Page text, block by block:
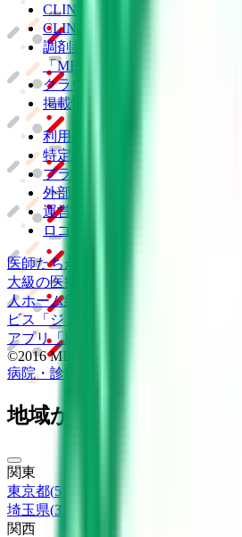
CLINICSオンライン診療
CLINICSカルテ
調剤薬局向け統合型クラウドソ
「MEDIXS」
クラウド歯科業務
掲載情報の修正・削除はこちら
利用規約
特定商取引法に基づく表記
プライバシーポリシー
外部送信ポリシー
運営会社
ロゴ利用ガイドライン
医師たちがつくる
大級の医療介護求人サイト
人ホーム紹介サービス
ビス
「ジョブメドレー
アプリ「Lalune(ラルーン)」
©2016 MEDLEY, INC.
病院・診療所
地域からさがす
関東
東京都(5
埼玉県(3
関西